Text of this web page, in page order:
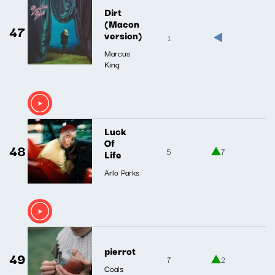
47
Dirt
(Macon
version)
Marcus
King
1
48
Luck
Of
Life
Arlo Parks
5 7
49 pierrot
Coals
7 2